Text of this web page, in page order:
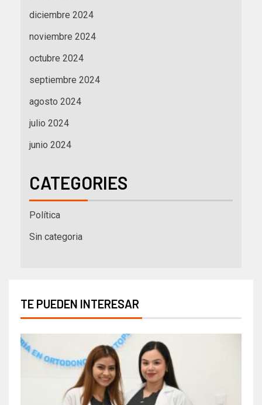
diciembre 2024
noviembre 2024
octubre 2024
septiembre 2024
agosto 2024
julio 2024
junio 2024
CATEGORIES
Política
Sin categoria
TE PUEDEN INTERESAR